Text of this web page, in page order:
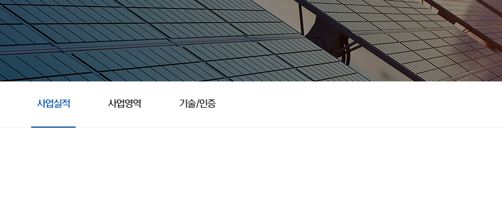
사업실적 사업영역 기술/인증